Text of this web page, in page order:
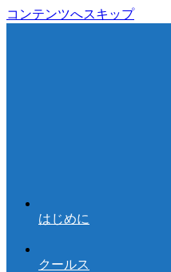
コンテンツへスキップ
はじめに
クールス